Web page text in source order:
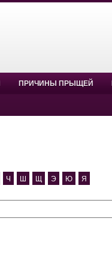
ПРИЧИНЫ ПРЫЩЕЙ
Ч Ш Щ Э Ю Я